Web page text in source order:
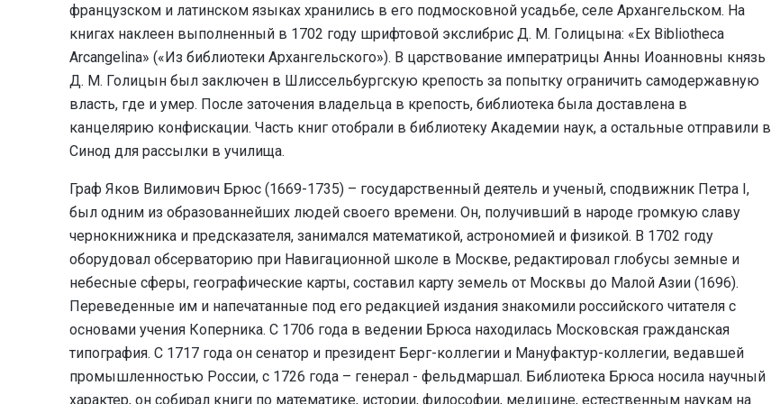
французском и латинском языках хранились в его подмосковной усадьбе, селе Архангельском. На
книгах наклеен выполненный в 1702 году шрифтовой экслибрис Д. М. Голицына: «Ex Bibliotheca
Arcangelina» («Из библиотеки Архангельского»). В царствование императрицы Анны Иоанновны князь
Д. М. Голицын был заключен в Шлиссельбургскую крепость за попытку ограничить самодержавную
власть, где и умер. После заточения владельца в крепость, библиотека была доставлена в
канцелярию конфискации. Часть книг отобрали в библиотеку Академии наук, а остальные отправили в
Синод для рассылки в училища.
Граф Яков Вилимович Брюс (1669-1735) – государственный деятель и ученый, сподвижник Петра I,
был одним из образованнейших людей своего времени. Он, получивший в народе громкую славу
чернокнижника и предсказателя, занимался математикой, астрономией и физикой. В 1702 году
оборудовал обсерваторию при Навигационной школе в Москве, редактировал глобусы земные и
небесные сферы, географические карты, составил карту земель от Москвы до Малой Азии (1696).
Переведенные им и напечатанные под его редакцией издания знакомили российского читателя с
основами учения Коперника. С 1706 года в ведении Брюса находилась Московская гражданская
типография. С 1717 года он сенатор и президент Берг-коллегии и Мануфактур-коллегии, ведавшей
промышленностью России, с 1726 года – генерал - фельдмаршал. Библиотека Брюса носила научный
характер, он собирал книги по математике, истории, философии, медицине, естественным наукам на